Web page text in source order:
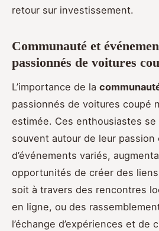
retour sur investissement.
Communauté et
passionnés de voitures
L’importance de la
passionnés de voitures coupé
estimée. Ces enthousiastes
souvent autour de leur passion
d’événements variés,
opportunités de créer des
soit à travers des rencontres
en ligne, ou des
l’échange d’expériences et de